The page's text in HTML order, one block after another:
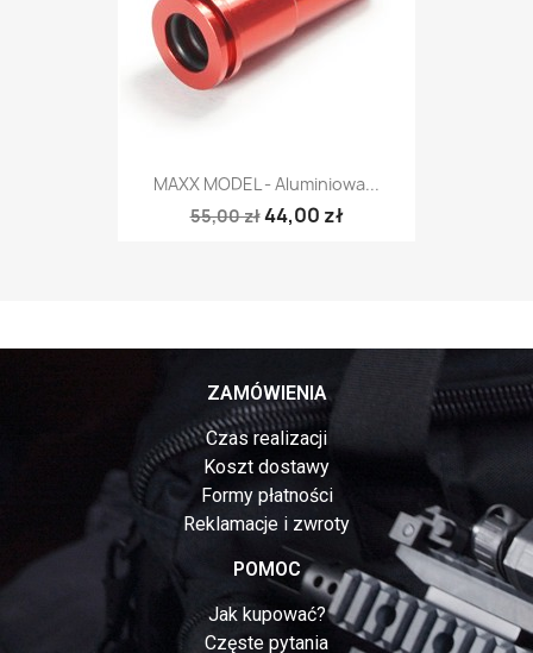
MAXX MODEL - Aluminiowa...
55,00 zł44,00 zł
ZAMÓWIENIA
Czas realizacji
Koszt dostawy
Formy płatności
Reklamacje i zwroty
POMOC
Jak kupować?
Częste pytania